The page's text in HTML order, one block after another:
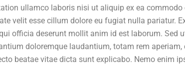
ullamco laboris nisi ut aliquip ex ea
velit esse cillum dolore eu fugiat nulla pariatur.
officia deserunt mollit anim id est laborum. Sed
doloremque laudantium, totam rem
beatae vitae dicta sunt explicabo. Nemo enim